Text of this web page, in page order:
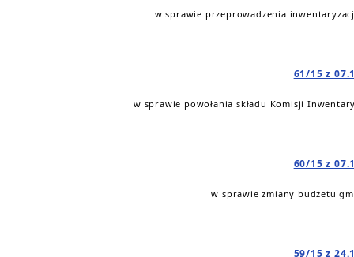
w sprawie przeprowadzenia
61/15 z
w sprawie powołania składu Komisji
60/15 z
w sprawie zmiany budżetu
59/15 z